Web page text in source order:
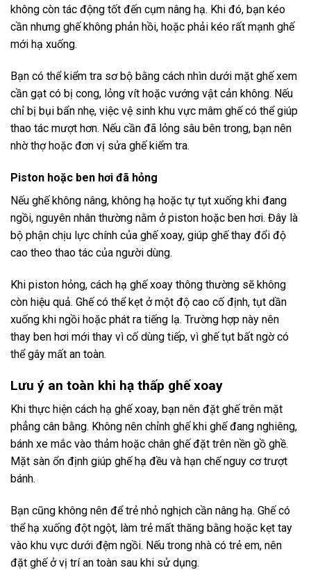
không còn tác động tốt đến cụm nâng hạ. Khi đó, bạn kéo
cần nhưng ghế không phản hồi, hoặc phải kéo rất mạnh ghế
mới hạ xuống.
Bạn có thể kiểm tra sơ bộ bằng cách nhìn dưới mặt ghế xem
cần gạt có bị cong, lỏng vít hoặc vướng vật cản không. Nếu
chỉ bị bụi bẩn nhẹ, việc vệ sinh khu vực mâm ghế có thể giúp
thao tác mượt hơn. Nếu cần đã lỏng sâu bên trong, bạn nên
nhờ thợ hoặc đơn vị sửa ghế kiểm tra.
Piston hoặc ben hơi đã hỏng
Nếu ghế không nâng, không hạ hoặc tự tụt xuống khi đang
ngồi, nguyên nhân thường nằm ở piston hoặc ben hơi. Đây là
bộ phận chịu lực chính của ghế xoay, giúp ghế thay đổi độ
cao theo thao tác của người dùng.
Khi piston hỏng, cách hạ ghế xoay thông thường sẽ không
còn hiệu quả. Ghế có thể kẹt ở một độ cao cố định, tụt dần
xuống khi ngồi hoặc phát ra tiếng lạ. Trường hợp này nên
thay ben hơi mới thay vì cố dùng tiếp, vì ghế tụt bất ngờ có
thể gây mất an toàn.
Lưu ý an toàn khi hạ thấp ghế xoay
Khi thực hiện cách hạ ghế xoay, bạn nên đặt ghế trên mặt
phẳng cân bằng. Không nên chỉnh ghế khi ghế đang nghiêng,
bánh xe mắc vào thảm hoặc chân ghế đặt trên nền gồ ghề.
Mặt sàn ổn định giúp ghế hạ đều và hạn chế nguy cơ trượt
bánh.
Bạn cũng không nên để trẻ nhỏ nghịch cần nâng hạ. Ghế có
thể hạ xuống đột ngột, làm trẻ mất thăng bằng hoặc kẹt tay
vào khu vực dưới đệm ngồi. Nếu trong nhà có trẻ em, nên
đặt ghế ở vị trí an toàn sau khi sử dụng.